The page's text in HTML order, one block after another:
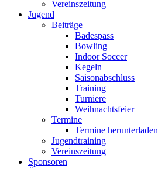
Vereinszeitung
Jugend
Beiträge
Badespass
Bowling
Indoor Soccer
Kegeln
Saisonabschluss
Training
Turniere
Weihnachtsfeier
Termine
Termine herunterladen
Jugendtraining
Vereinszeitung
Sponsoren